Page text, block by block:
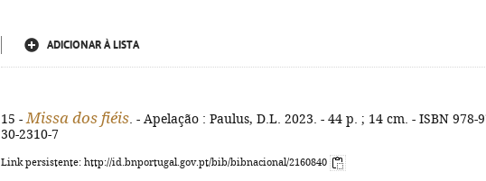
ADICIONAR À LISTA
15 - Missa dos fiéis . - Apelação : Paulus, D.L. 2023. - 44 p. ; 14 cm. - ISBN 978-
30-2310-7
Link persistente: http://id.bnportugal.gov.pt/bib/bibnacional/2160840